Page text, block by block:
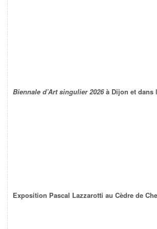
Biennale d’Art singulier 2026à Dijon et dans
Exposition Pascal Lazzarotti au Cèdre de